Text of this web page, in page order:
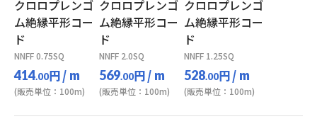
クロロプレンゴ
ム絶縁平形コー
ド
NNFF 0.75SQ
414.00円/ m
(販売単位：100m)
クロロプレンゴ
ム絶縁平形コー
ド
NNFF 2.0SQ
569.00円/ m
(販売単位：100m)
クロロプレンゴ
ム絶縁平形コー
ド
NNFF 1.25SQ
528.00円/ m
(販売単位：100m)